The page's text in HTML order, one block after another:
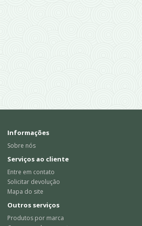
Informações
Sobre nós
Serviços ao cliente
Entre em contato
Solicitar devolução
Mapa do site
Outros serviços
Produtos por marca